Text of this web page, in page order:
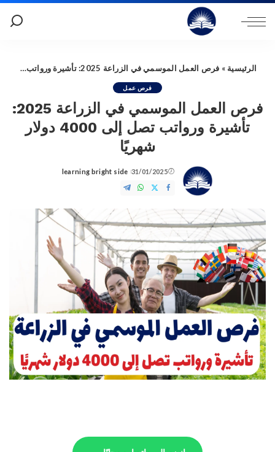
الرئيسية » فرص العمل الموسمي في الزراعة 2025: تأشيرة ورواتب تصل إلى 4000 دولار شهريًا
فرص عمل
فرص العمل الموسمي في الزراعة 2025:
تأشيرة ورواتب تصل إلى 4000 دولار
شهريًا
31/01/2025
Posted
by
learning bright side